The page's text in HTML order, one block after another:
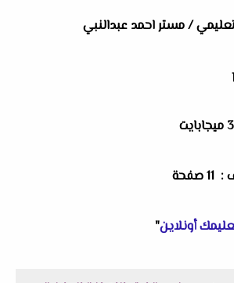
/مستر احمد عبدالنبي
أونلاين"